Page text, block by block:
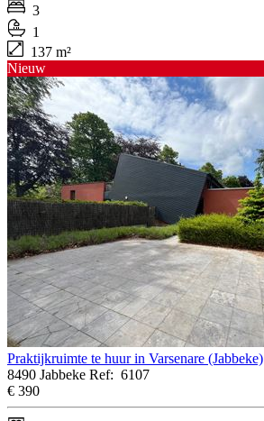
3
1
137 m²
Nieuw
Praktijkruimte te huur in Varsenare (Jabbeke)
8490 Jabbeke Ref: 6107
€ 390